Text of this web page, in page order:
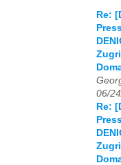
Re:
06/
Re: